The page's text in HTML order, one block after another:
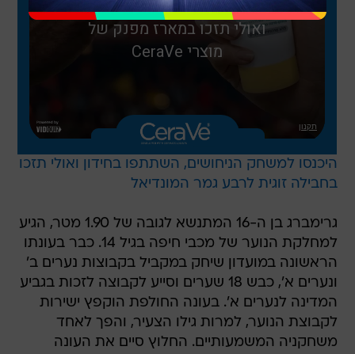
היכנסו למשחק הניחושים, השתתפו בחידון ואולי תזכו
בחבילה זוגית לרבע גמר המונדיאל
גרימברג בן ה-16 המתנשא לגובה של 1.90 מטר, הגיע
למחלקת הנוער של מכבי חיפה בגיל 14. כבר בעונתו
הראשונה במועדון שיחק במקביל בקבוצות נערים ב'
ונערים א', כבש 18 שערים וסייע לקבוצה לזכות בגביע
המדינה לנערים א'. בעונה החולפת הוקפץ ישירות
לקבוצת הנוער, למרות גילו הצעיר, והפך לאחד
משחקניה המשמעותיים. החלוץ סיים את העונה